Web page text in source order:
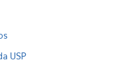
USP